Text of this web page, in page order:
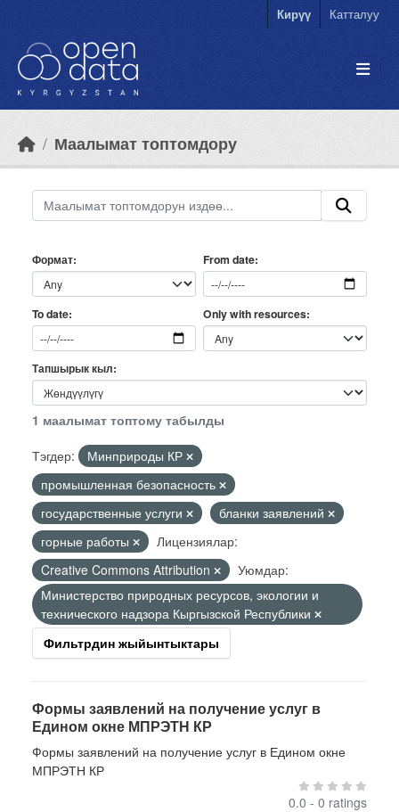
Кирүү Катталуу
Маалымат топтомдору
Формат From date
To date Only with resources
Тапшырык кыл
1 маалымат топтому табылды
Тэгдер:
Минприроды КР
промышленная безопасность
государственные услуги
бланки заявлений
горные работы
Лицензиялар:
Creative Commons Attribution
Уюмдар:
Министерство природных ресурсов, экологии и
технического надзора Кыргызской Республики
Фильтрдин жыйынтыктары
Формы заявлений на получение услуг в
Едином окне МПРЭТН КР
Формы заявлений на получение услуг в Едином окне
МПРЭТН КР
0.0 - 0 ratings